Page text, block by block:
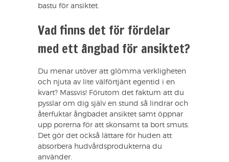
bastu för ansiktet.
Vad finns det för fördelar
med ett ångbad för ansiktet?
Du menar utöver att glömma verkligheten
och njuta av lite välförtjänt egentid i en
kvart? Massvis! Förutom det faktum att du
pysslar om dig själv en stund så lindrar och
återfuktar ångbadet ansiktet samt öppnar
upp porerna för att skonsamt ta bort smuts.
Det gör det också lättare för huden att
absorbera hudvårdsprodukterna du
använder.